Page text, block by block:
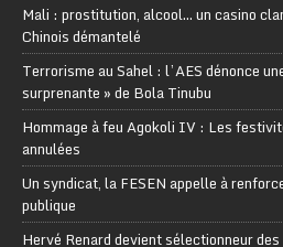
Mali : prostitution, alcool… un casino
Chinois démantelé
Terrorisme au Sahel : l’AES dénonce
surprenante » de Bola Tinubu
Hommage à feu Agokoli IV : Les
annulées
Un syndicat, la FESEN appelle à
publique
Hervé Renard devient sélectionneur